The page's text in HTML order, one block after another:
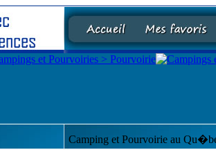
Camping et Pourvoirie au